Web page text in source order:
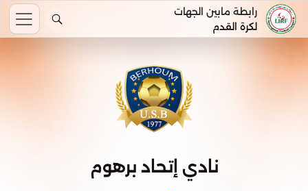
رابطة مابين الجهات
لكرة القدم
نادي إتحاد برهوم